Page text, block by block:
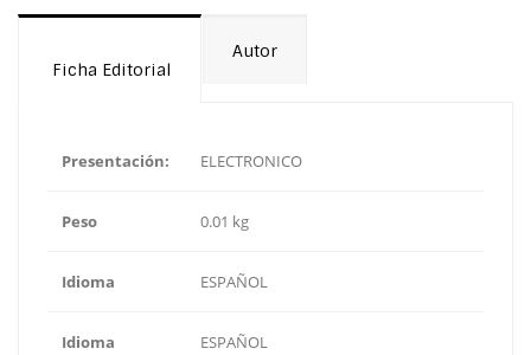
Ficha Editorial
Autor
Presentación: ELECTRONICO
Peso 0.01 kg
Idioma ESPAÑOL
Idioma
ESPAÑOL